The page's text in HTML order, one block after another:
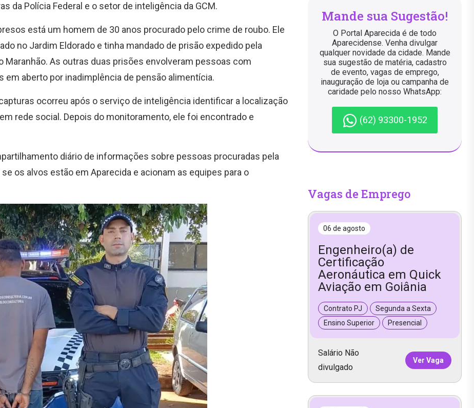
da Polícia Federal e o setor de inteligência da GCM.
está um homem de 30 anos procurado pelo crime de roubo. Ele
no Jardim Eldorado e tinha mandado de prisão expedido pela
Maranhão. As outras duas prisões envolveram pessoas com
em aberto por inadimplência de pensão alimentícia.
ocorreu após o serviço de inteligência identificar a localização
rede social. Depois do monitoramento, ele foi encontrado e
diário de informações sobre pessoas procuradas pela
os alvos estão em Aparecida e acionam as equipes para o
Mande sua Sugestão!
O Portal Aparecida é de todo
Aparecidense. Venha divulgar
qualquer novidade da cidade. Mande
sua sugestão de matéria, cadastro
de evento, vagas de emprego,
inauguração de loja ou campanha de
caridade pelo nosso WhatsApp:
(62) 93300-1952
Vagas de Emprego
06 de agosto
Engenheiro(a) de
Certificação
Aeronáutica em Quick
Aviação em Goiânia
Contrato PJ
Segunda a Sexta
Ensino Superior
Presencial
Salário Não
divulgado
Ver Vaga